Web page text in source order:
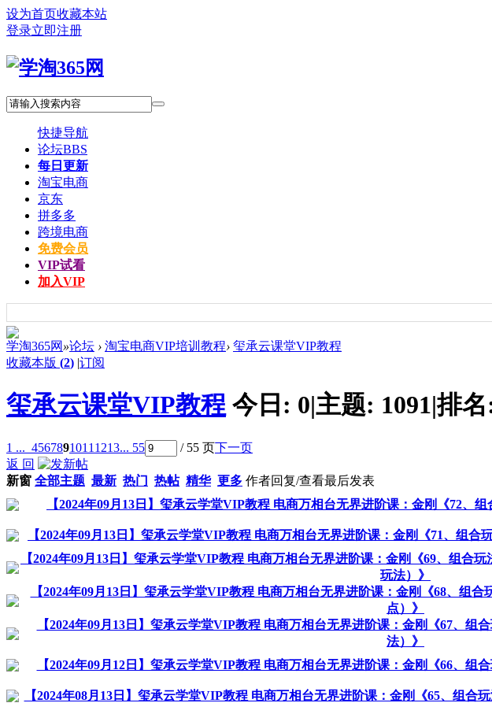
设为首页收藏本站
登录立即注册
快捷导航
论坛BBS
每日更新
淘宝电商
京东
拼多多
跨境电商
免费会员
VIP试看
加入VIP
学淘365网 »论坛 › 淘宝电商VIP培训教程› 玺承云课堂VIP教程
收藏本版 (2) |订阅
玺承云课堂VIP教程 今日: 0|主题: 1091|排名
1 ... 4567891011 1213... 55 / 55 页下一页
返 回
新窗 全部主题 最新 热门 热帖 精华 更多 作者回复/查看最后发表
【2024年09月13日】玺承云学堂VIP教程 电商万相台无界进阶课：金刚《72、
【2024年09月13日】玺承云学堂VIP教程 电商万相台无界进阶课：金刚《71、组合
【2024年09月13日】玺承云学堂VIP教程 电商万相台无界进阶课：金刚《69、组合
玩法）》
【2024年09月13日】玺承云学堂VIP教程 电商万相台无界进阶课：金刚《68、组
点）》
【2024年09月13日】玺承云学堂VIP教程 电商万相台无界进阶课：金刚《67、组
法）》
【2024年09月12日】玺承云学堂VIP教程 电商万相台无界进阶课：金刚《66、组
【2024年08月13日】玺承云学堂VIP教程 电商万相台无界进阶课：金刚《65、组合